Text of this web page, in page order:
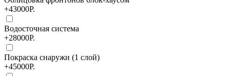
+43000Р.
Водосточная система
+28000Р.
Покраска снаружи (1 слой)
+45000Р.